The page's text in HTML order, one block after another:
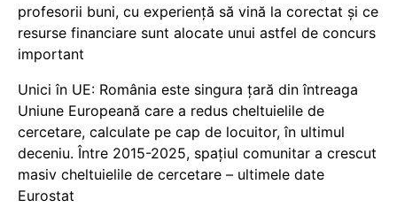
profesorii buni, cu experiență să vină la corectat și ce
resurse financiare sunt alocate unui astfel de concurs
important
Unici în UE: România este singura țară din întreaga
Uniune Europeană care a redus cheltuielile de
cercetare, calculate pe cap de locuitor, în ultimul
deceniu. Între 2015-2025, spațiul comunitar a crescut
masiv cheltuielile de cercetare – ultimele date
Eurostat